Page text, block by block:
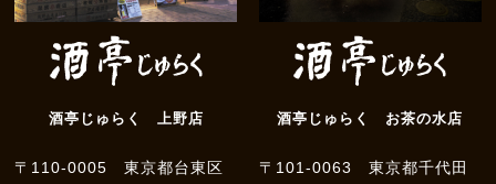
酒亭じゅらく 上野店
〒110-0005 東京都台東区
酒亭じゅらく お茶の水店
〒101-0063 東京都千代田